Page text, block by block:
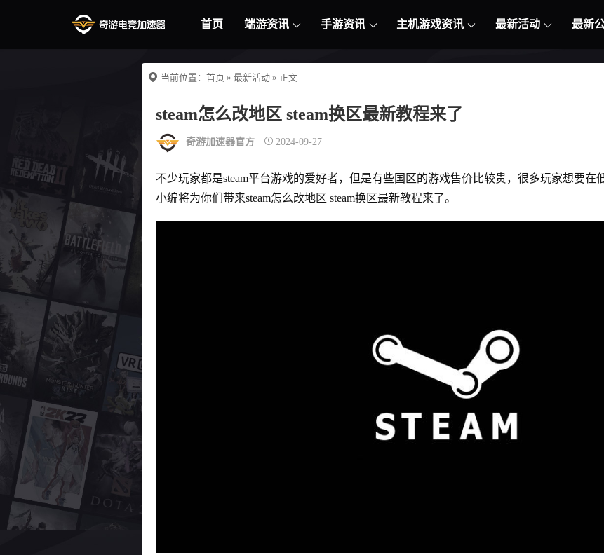
首页 端游资讯 手游资讯 主机游戏资讯 最新活动 最新
当前位置： 首页 » 最新活动 » 正文
steam怎么改地区 steam换区最新教程来了
奇游加速器官方 2024-09-27
不少玩家都是steam平台游戏的爱好者，但是有些国区的游戏售价比较贵，很多玩家想要在
小编将为你们带来steam怎么改地区 steam换区最新教程来了。